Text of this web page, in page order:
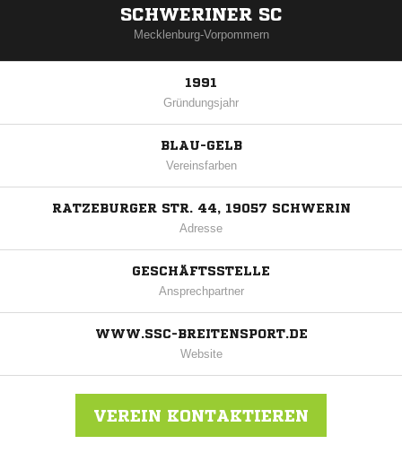
SCHWERINER SC
Mecklenburg-Vorpommern
1991
Gründungsjahr
BLAU-GELB
Vereinsfarben
RATZEBURGER STR. 44, 19057 SCHWERIN
Adresse
GESCHÄFTSSTELLE
Ansprechpartner
WWW.SSC-BREITENSPORT.DE
Website
VEREIN KONTAKTIEREN